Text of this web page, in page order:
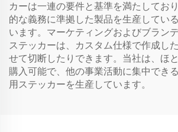
カーは一連の要件と基準を満たしてお
的な義務に準拠した製品を生産してい
います。マーケティングおよびブラン
ステッカーは、カスタム仕様で作成し
せて切断したりできます。当社は、ほ
購入可能で、他の事業活動に集中でき
用ステッカーを生産しています。